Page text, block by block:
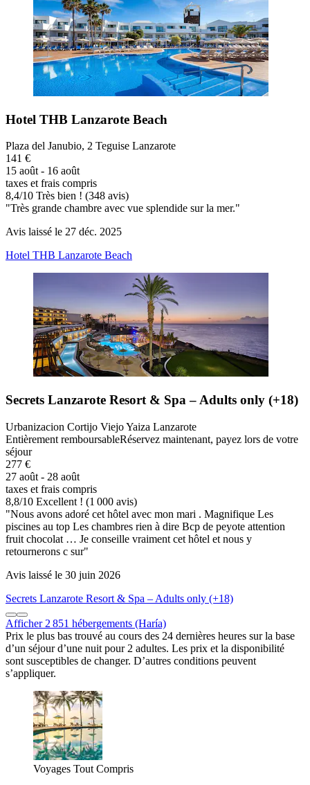
Hotel THB Lanzarote Beach
Plaza del Janubio, 2 Teguise Lanzarote
141 €
15 août - 16 août
taxes et frais compris
8,4/10 Très bien ! (348 avis)
"Très grande chambre avec vue splendide sur la mer."
Avis laissé le 27 déc. 2025
Hotel THB Lanzarote Beach
Secrets Lanzarote Resort & Spa – Adults only (+18)
Urbanizacion Cortijo Viejo Yaiza Lanzarote
Entièrement remboursableRéservez maintenant, payez lors de votre
séjour
277 €
27 août - 28 août
taxes et frais compris
8,8/10 Excellent ! (1 000 avis)
"Nous avons adoré cet hôtel avec mon mari . Magnifique Les
piscines au top Les chambres rien à dire Bcp de peyote attention
fruit chocolat … Je conseille vraiment cet hôtel et nous y
retournerons c sur"
Avis laissé le 30 juin 2026
Secrets Lanzarote Resort & Spa – Adults only (+18)
Afficher 2 851 hébergements (Haría)
Prix le plus bas trouvé au cours des 24 dernières heures sur la base
d’un séjour d’une nuit pour 2 adultes. Les prix et la disponibilité
sont susceptibles de changer. D’autres conditions peuvent
s’appliquer.
Voyages Tout Compris